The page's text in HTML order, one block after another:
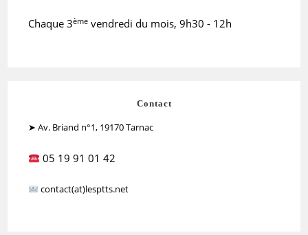
Chaque 3ème vendredi du mois, 9h30 - 12h
Contact
➤ Av. Briand n°1, 19170 Tarnac
05 19 91 01 42
contact(at)lesptts.net